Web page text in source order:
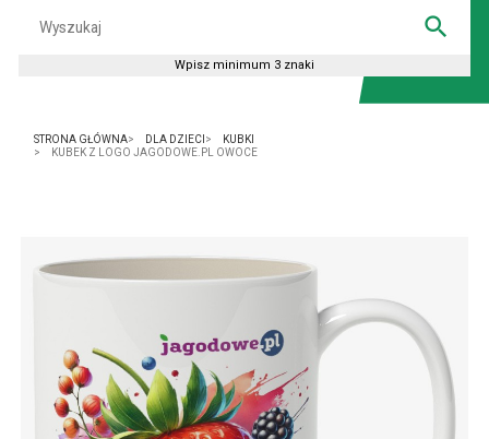
STRONA GŁÓWNA DLA DZIECI
KUBKI
KUBEK Z LOGO JAGODOWE.PL OWOCE